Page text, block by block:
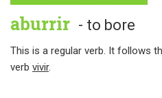
aburrir - to bore
This is a regular verb. It follows
verb vivir.